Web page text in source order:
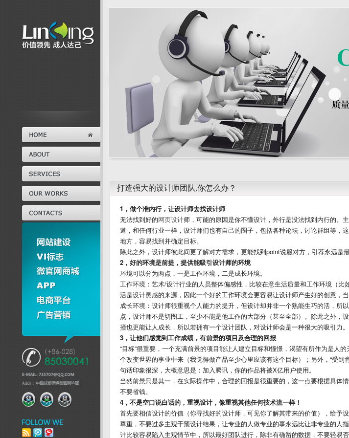
打造强大的设计师团队,你怎么办？
1，做个准内行，让设计师去找设计师
无法找到好的网页设计师，可能的原因是你不懂设计，外行是没法找到内行的。
道，和任何行业一样，设计师们也有自己的圈子，包括各种论坛，讨论群组等，
地方，容易找到并确定目标。
除此之外，设计师彼此间更了解对方需求，更能找到point说服对方，引荐永远是
2，好的环境是前提，提供能吸引设计师的环境
环境可以分为两点，一是工作环境，二是成长环境。
工作环境：艺术/设计行业的人员整体偏感性，比较在意生活质量和工作环境（比
活是设计灵感的来源，因此一个好的工作环境会更容易让设计师产生好的创意，当
成长环境：设计师很重视个人能力的提升，但设计却并非一个熟能生巧的活，所
点，设计师不是切图工，至少不能是他工作的大部分（甚至全部）。除此之外，
撞也更能让人成长，所以若拥有一个设计团队，对设计师会是一种很大的吸引力。
3，让他们感觉到工作成绩，有前景的项目及合理的回报
“目标”很重要，一个充满前景的项目能让人建立目标和憧憬，渴望有所作为是人
个改变世界的事业中来（我觉得做产品至少心里应该有这个目标）；另外，“受到
句话印象很深，大概意思是：加入腾讯，你的作品将被X亿用户使用。
当然前景只是其一，在实际操作中，合理的回报是很重要的，这一点要根据具体
不要省钱。
4，不是空口说白话的，重视设计，像重视其他任何技术流一样！
首先要相信设计的价值（你寻找好的设计师，可见你了解其带来的价值），给予
尊重，不要过多主观干预设计结果，让专业的人做专业的事永远比让非专业的人
计比较容易陷入主观情节中，所以最好团队进行，除非有确凿的数据，不要轻易